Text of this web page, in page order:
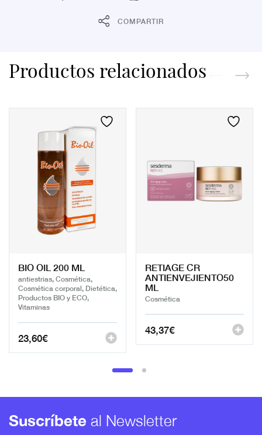
COMPARTIR
Productos relacionados
BIO OIL 200 ML
antiestrias, Cosmética,
Cosmética corporal, Dietética,
Productos BIO y ECO,
Vitaminas
23,60€
RETIAGE CR
ANTIENVEJIENTO50
ML
Cosmética
43,37€
Suscríbete al Newsletter